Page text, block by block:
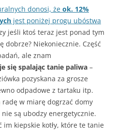
donosi, że ok. 12%
jest poniżej progu ubóstwa
jeśli ktoś teraz jest ponad tym
dobrze? Niekoniecznie. Część
ale znam
się spalając tanie paliwa –
pozyskana za grosze
odpadowe z tartaku itp.
w miarę dogrzać domy
są ubodzy energetycznie.
im kiepskie kotły, które te tanie